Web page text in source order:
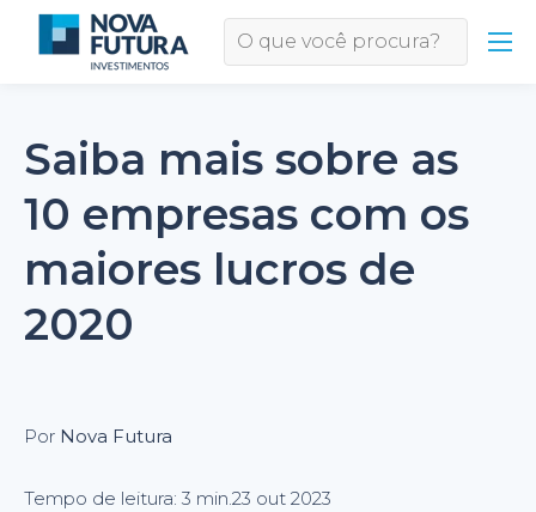
Saiba mais sobre as
10 empresas com os
maiores lucros de
2020
Por Nova Futura
Tempo de leitura: 3 min.23 out 2023